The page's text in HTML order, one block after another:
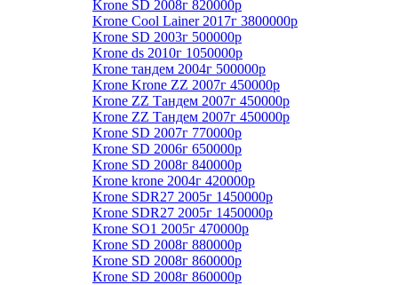
Krone SD 2008г 820000р
Krone Cool Lainer 2017г 3800000р
Krone SD 2003г 500000р
Krone ds 2010г 1050000р
Krone тандем 2004г 500000р
Krone Krone ZZ 2007г 450000р
Krone ZZ Тандем 2007г 450000р
Krone ZZ Тандем 2007г 450000р
Krone SD 2007г 770000р
Krone SD 2006г 650000р
Krone SD 2008г 840000р
Krone krone 2004г 420000р
Krone SDR27 2005г 1450000р
Krone SDR27 2005г 1450000р
Krone SO1 2005г 470000р
Krone SD 2008г 880000р
Krone SD 2008г 860000р
Krone SD 2008г 860000р